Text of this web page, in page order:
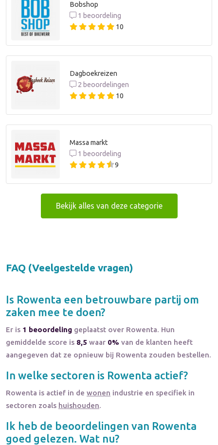
Bobshop
1 beoordeling
10
Dagboekreizen
2 beoordelingen
10
Massa markt
1 beoordeling
9
Bekijk alles van deze categorie
FAQ (Veelgestelde vragen)
Is Rowenta een betrouwbare partij om
zaken mee te doen?
Er is 1 beoordeling geplaatst over Rowenta. Hun
gemiddelde score is 8,5 waar 0% van de klanten heeft
aangegeven dat ze opnieuw bij Rowenta zouden bestellen.
In welke sectoren is Rowenta actief?
Rowenta is actief in de wonen industrie en specifiek in
sectoren zoals huishouden.
Ik heb de beoordelingen van Rowenta
goed gelezen. Wat nu?